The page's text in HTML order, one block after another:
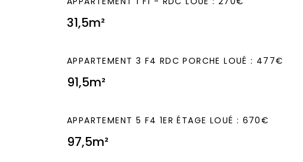
31,5m²
APPARTEMENT 3 F4 RDC PORCHE LOUÉ : 477€
91,5m²
APPARTEMENT 5 F4 1ER ÉTAGE LOUÉ : 670€
97,5m²